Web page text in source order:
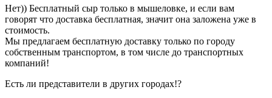
Нет)) Бесплатный сыр только в мышеловке, и если вам
говорят что доставка бесплатная, значит она заложена уже в
стоимость.
Мы предлагаем бесплатную доставку только по городу
собственным транспортом, в том числе до транспортных
компаний!
Есть ли представители в других городах!?